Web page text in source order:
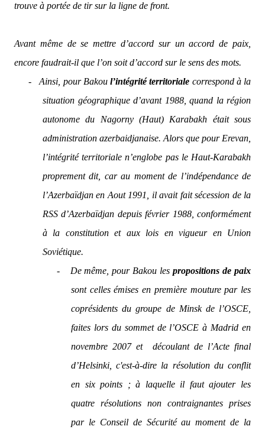
trouve à portée de tir sur la ligne de front.
Avant même de se mettre d’accord sur un accord de paix,
encore faudrait-il que l’on soit d’accord sur le sens des mots.
-
Ainsi, pour Bakoul’intégrité territoriale correspond à la
situation géographique d’avant 1988, quand la région
autonome du Nagorny (Haut) Karabakh était sous
administration azerbaidjanaise. Alors que pour Erevan,
l’intégrité territoriale n’englobe pas le Haut-Karabakh
proprement dit, car au moment de l’indépendance de
l’Azerbaïdjan en Aout 1991, il avait fait sécession de la
RSS d’Azerbaïdjan depuis février 1988, conformément
à la constitution et aux lois en vigueur en Union
Soviétique.
-
De même, pour Bakou lespropositions de paix
sont celles émises en première mouture par les
coprésidents du groupe de Minsk de l’OSCE,
faites lors du sommet de l’OSCE à Madrid en
novembre 2007 et
découlant de l’Acte final
d’Helsinki, c'est-à-dire la résolution du conflit
en six points ; à laquelle il faut ajouter les
quatre résolutions non contraignantes prises
par le Conseil de Sécurité au moment de la